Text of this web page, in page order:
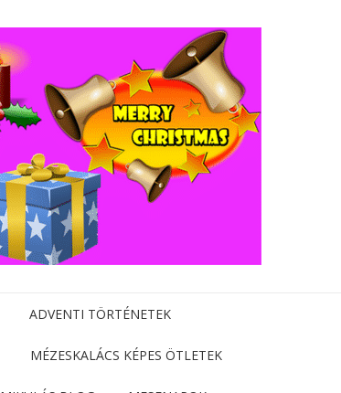
ADVENTI TÖRTÉNETEK
MÉZESKALÁCS KÉPES ÖTLETEK